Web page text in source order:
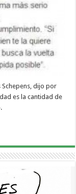
Schepens, dijo por
es la cantidad de